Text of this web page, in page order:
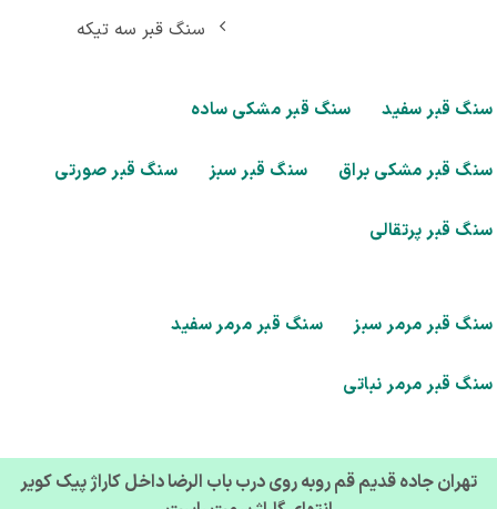
سنگ قبر سه تیکه
قبر سفید سنگ قبر مشکی ساده
قبر مشکی براق سنگ قبر سبز سنگ قبر صورتی
قبر پرتقالی
قبر مرمر سبز سنگ قبر مرمر سفید
قبر مرمر نباتی
تهران جاده قدیم قم روبه روی درب باب الرضا داخل کاراژ پیک کویر